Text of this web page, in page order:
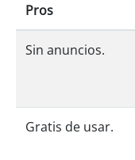
Pros
Sin anuncios.
Gratis de usar.